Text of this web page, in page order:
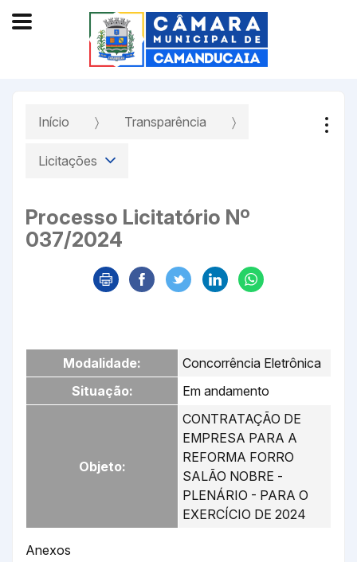
Início Transparência
Licitações
Processo Licitatório Nº
037/2024
Modalidade:
Concorrência Eletrônica
Situação:
Em andamento
Objeto:
CONTRATAÇÃO DE
EMPRESA PARA A
REFORMA FORRO
SALÃO NOBRE -
PLENÁRIO - PARA O
EXERCÍCIO DE 2024
Anexos